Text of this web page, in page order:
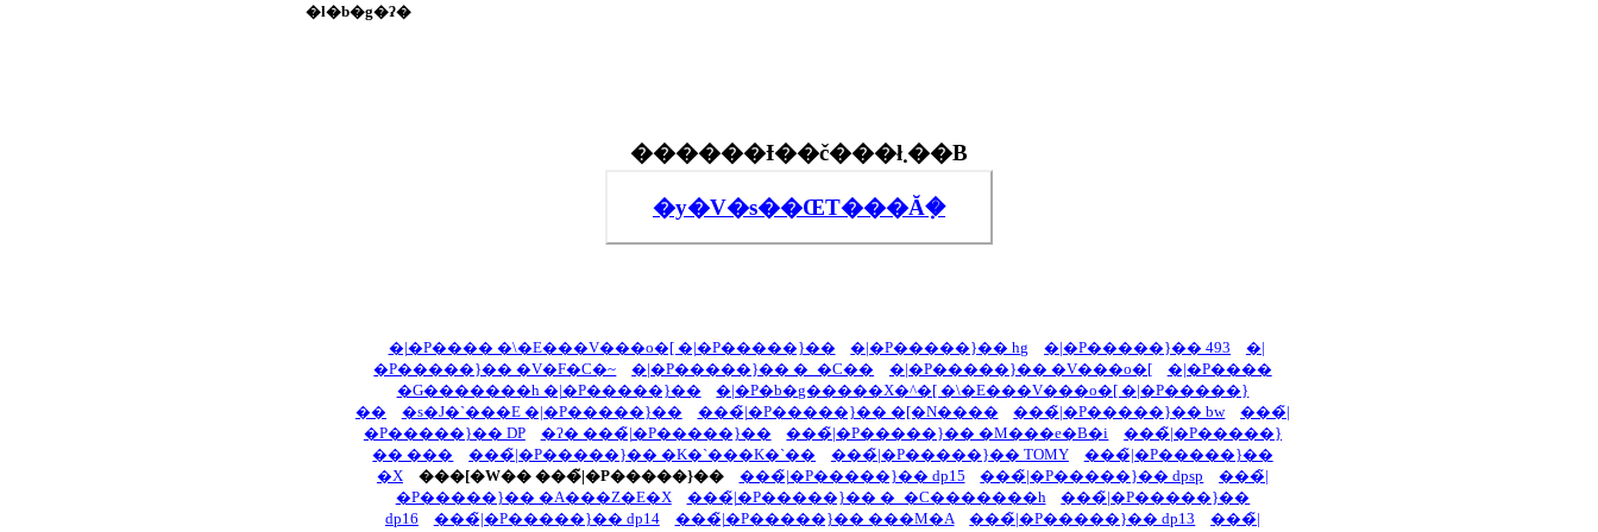
�l�b�g�ʔ�
������Ɨ��č���ł܂��B
�y�V�s��ŒT���Ă݂�
�|�P���� �\�E���V���o�[ �|�P�����}�� �|�P�����}�� hg �|�P�����}�� 493
�|
�P�����}�� �V�F�C�~
�|�P�����}�� �_�C�� �|�P�����}�� �V���o�[
�|�P����
�G�������h �|�P�����}��
�|�P�b�g�����X�^�[ �\�E���V���o�[ �|�P�����}
��
�s�J�`���E �|�P�����}�� ���̃|�P�����}�� �[�N���� ���̃|�P�����}�� bw
���̃|
�P�����}�� DP
�ʔ� ���̃|�P�����}�� ���̃|�P�����}�� �M���e�B�i
���̃|�P�����}
�� ���
���̃|�P�����}�� �K�`���K�`�� ���̃|�P�����}�� TOMY
���̃|�P�����}��
�X
���[�W�� ���̃|�P�����}�� ���̃|�P�����}�� dp15 ���̃|�P�����}�� dpsp
���̃|
�P�����}�� �A���Z�E�X
���̃|�P�����}�� �_�C�������h
���̃|�P�����}��
dp16
���̃|�P�����}�� dp14 ���̃|�P�����}�� ���M�A ���̃|�P�����}�� dp13
���̃|